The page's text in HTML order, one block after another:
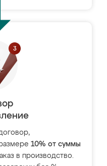
10% от суммы
в производство.